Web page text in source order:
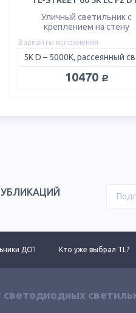
Уличный светильник с
креплением на стену
Варианты исполнения
10470 руб.
Кто уже выбрал TL?
светодиодных